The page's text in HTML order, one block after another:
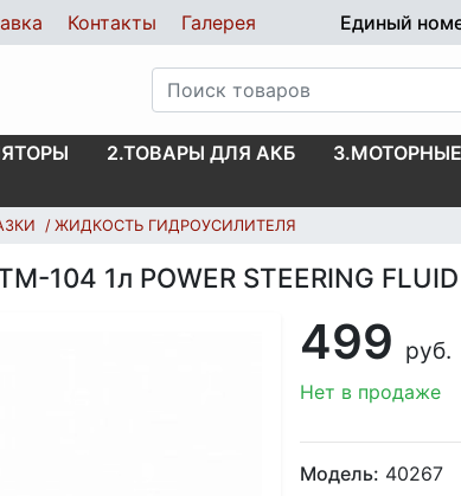
Контакты Галерея Единый
2.ТОВАРЫ ДЛЯ АКБ
ЖИДКОСТЬ ГИДРОУСИЛИТЕЛЯ
104 1л POWER STEERING
499 руб.
Нет в продаже
Модель: 40267